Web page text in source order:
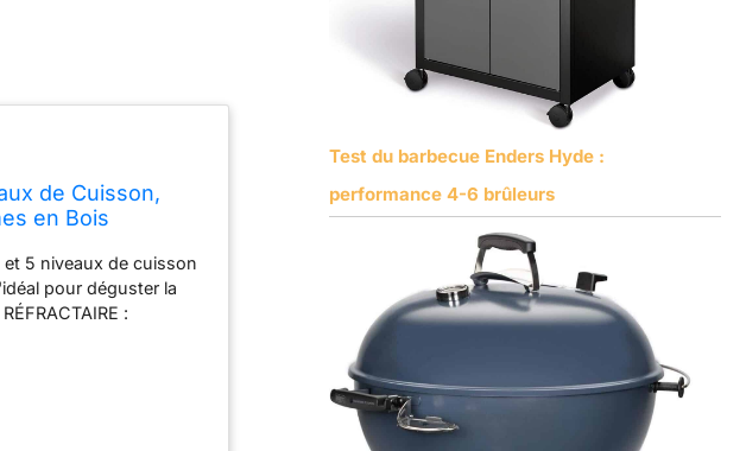
de Cuisson,
en Bois
et 5 niveaux de cuisson
pour déguster la
:
PALETTE EN ACIER
four électrique Ariete
crue et cuite
vous permet de cuire
Test du barbecue Enders Hyde :
performance 4-6 brûleurs